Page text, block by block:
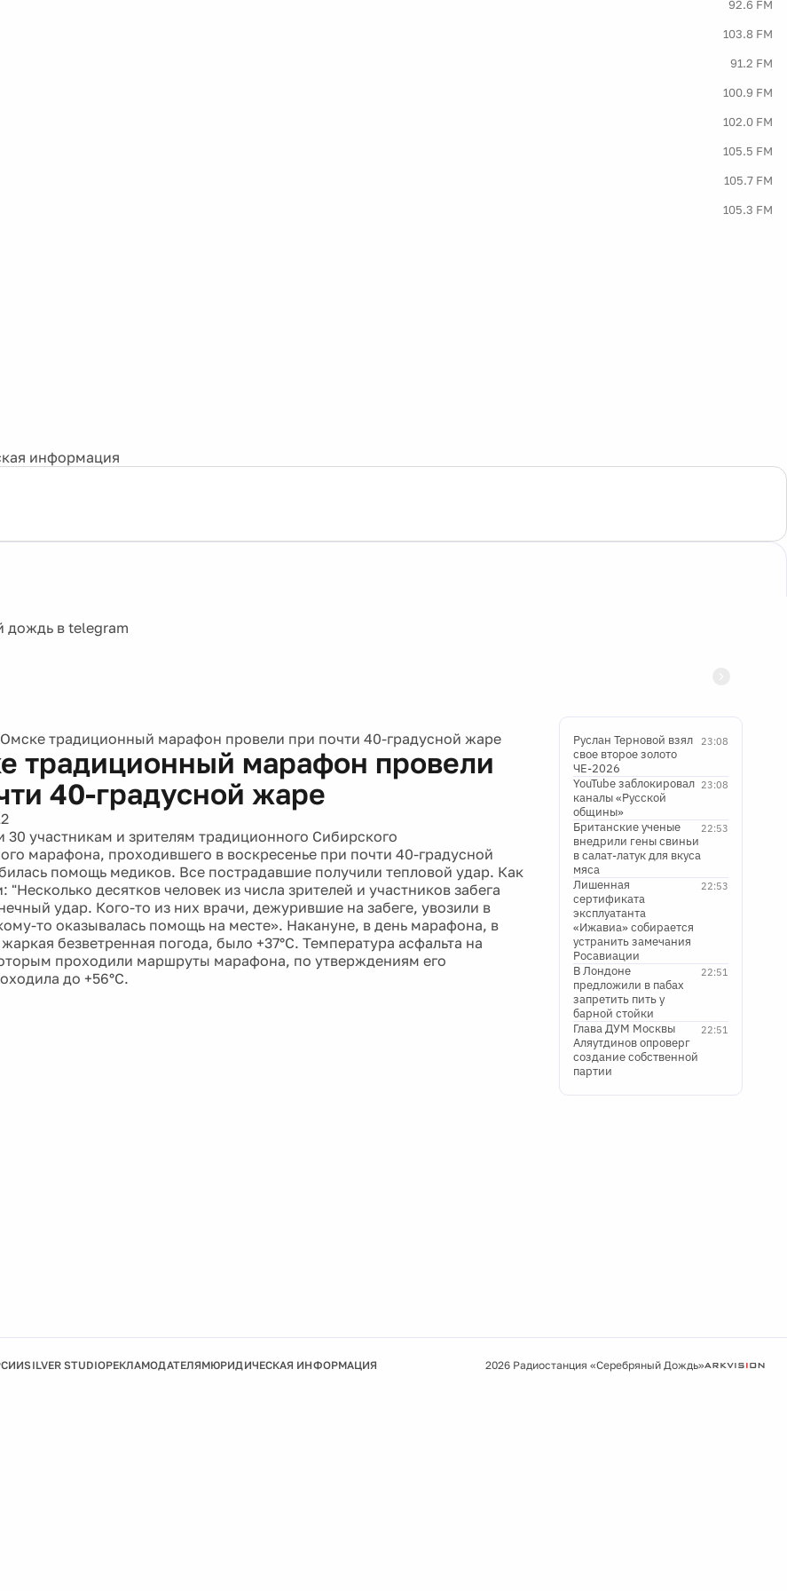
92.6 FM
103.8 FM
91.2 FM
100.9 FM
102.0 FM
105.5 FM
105.7 FM
105.3 FM
информация
традиционный марафон провели при почти 40-градусной жаре
традиционный марафон провели
40-градусной жаре
30 участникам и зрителям традиционного Сибирского
марафона, проходившего в воскресенье при почти 40-градусной
помощь медиков. Все пострадавшие получили тепловой удар. Как
"Несколько десятков человек из числа зрителей и участников забега
удар. Кого-то из них врачи, дежурившие на забеге, увозили в
то оказывалась помощь на месте». Накануне, в день марафона, в
безветренная погода, было +37°С. Температура асфальта на
проходили маршруты марафона, по утверждениям его
до +56°С.
23:08
Руслан Терновой взял
свое второе золото
ЧЕ-2026
23:08
YouTube заблокировал
каналы «Русской
общины»
22:53
Британские ученые
внедрили гены свиньи
в салат-латук для вкуса
мяса
22:53
Лишенная
сертификата
эксплуатанта
«Ижавиа» собирается
устранить замечания
Росавиации
22:51
В Лондоне
предложили в пабах
запретить пить у
барной стойки
22:51
Глава ДУМ Москвы
Аляутдинов опроверг
создание собственной
партии
SILVER STUDIOРЕКЛАМОДАТЕЛЯМЮРИДИЧЕСКАЯ ИНФОРМАЦИЯ 2026 Радиостанция «Серебряный Дождь»